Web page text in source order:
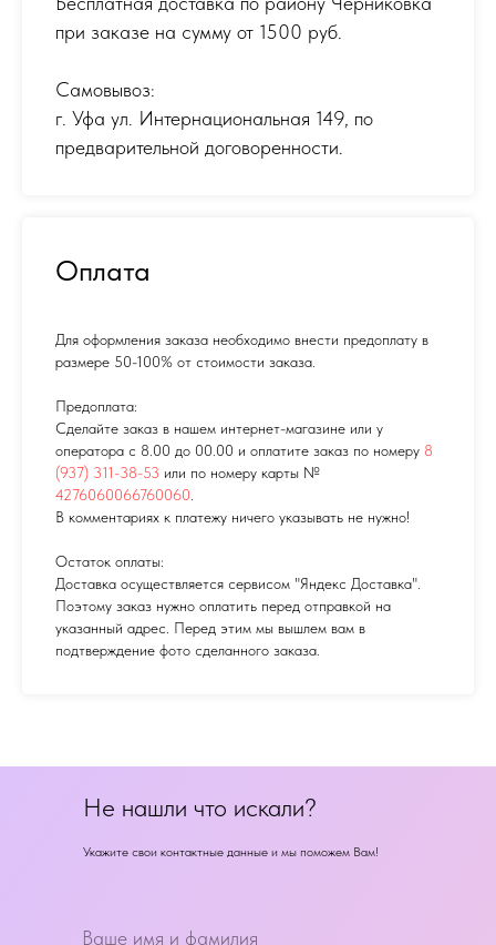
при заказе на сумму от 1500 руб.
Самовывоз:
г. Уфа ул. Интернациональная 149, по
предварительной договоренности.
Оплата
Для оформления заказа необходимо внести предоплату в
размере 50-100% от стоимости заказа.
Предоплата:
Сделайте заказ в нашем интернет-магазине или у
оператора с 8.00 до 00.00 и оплатите заказ по номеру 8
(937) 311-38-53 или по номеру карты №
4276060066760060
В комментариях к платежу ничего указывать не нужно!
Остаток оплаты:
Доставка осуществляется сервисом "Яндекс Доставка".
Поэтому заказ нужно оплатить перед отправкой на
указанный адрес. Перед этим мы вышлем вам в
подтверждение фото сделанного заказа.
Не нашли что искали?
Укажите свои контактные данные и мы поможем Вам!